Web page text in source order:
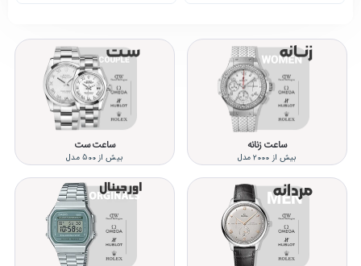
ساعت زنانه
بیش از 2000 مدل
ساعت ست
بیش از 500 مدل